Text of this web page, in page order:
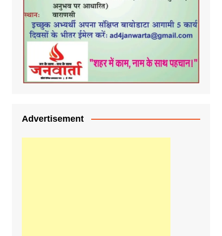
Advertisement